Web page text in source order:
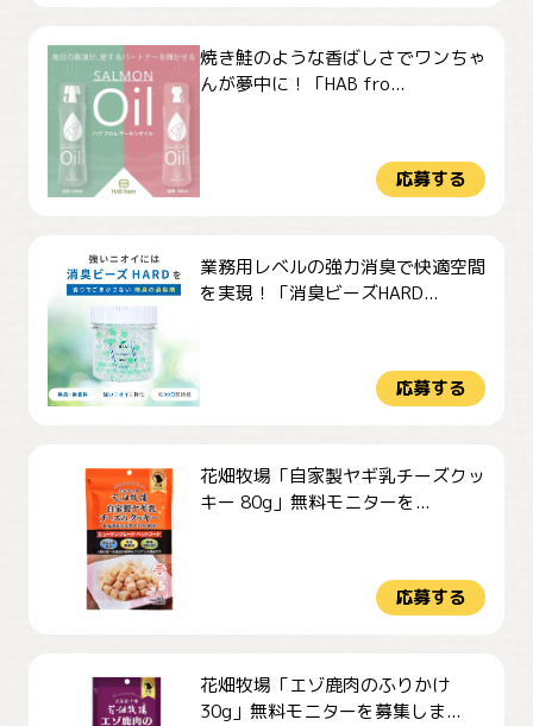
焼き鮭のような香ばしさでワンちゃ
んが夢中に！「HAB fro...
応募する
業務用レベルの強力消臭で快適空間
を実現！「消臭ビーズHARD...
応募する
花畑牧場「自家製ヤギ乳チーズクッ
キー 80g」無料モニターを...
応募する
花畑牧場「エゾ鹿肉のふりかけ
30g」無料モニターを募集しま...